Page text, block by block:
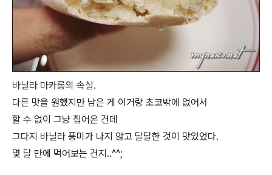
바닐라 마카롱의 속살.
다른 맛을 원했지만 남은 게 이거랑 초코밖에 없어서
할 수 없이 그냥 집어온 건데
그다지 바닐라 풍미가 나지 않고 달달한 것이 맛있었다.
몇 달 만에 먹어보는 건지..^^;